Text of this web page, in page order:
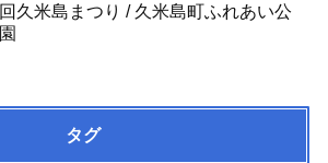
回久米島まつり / 久米島町ふれあい公
園
タグ